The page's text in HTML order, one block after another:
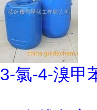
3-氯-4-溴甲